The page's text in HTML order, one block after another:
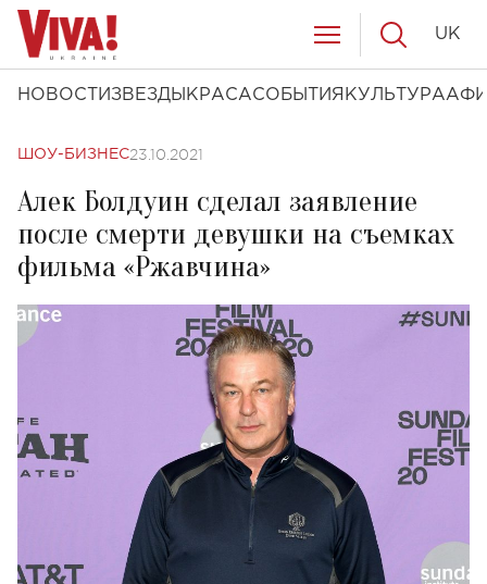
НОВОСТИ ЗВЕЗДЫ КРАСАСОБЫТИЯ КУЛЬТУРА
UK
ШОУ-БИЗНЕС23.10.2021
Алек Болдуин сделал заявление
после смерти девушки на съемках
фильма «Ржавчина»